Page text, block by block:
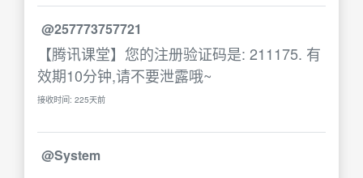
@257773757721
【腾讯课堂】您的注册验证码是: 211175. 有
效期10分钟,请不要泄露哦~
接收时间: 225天前
@System